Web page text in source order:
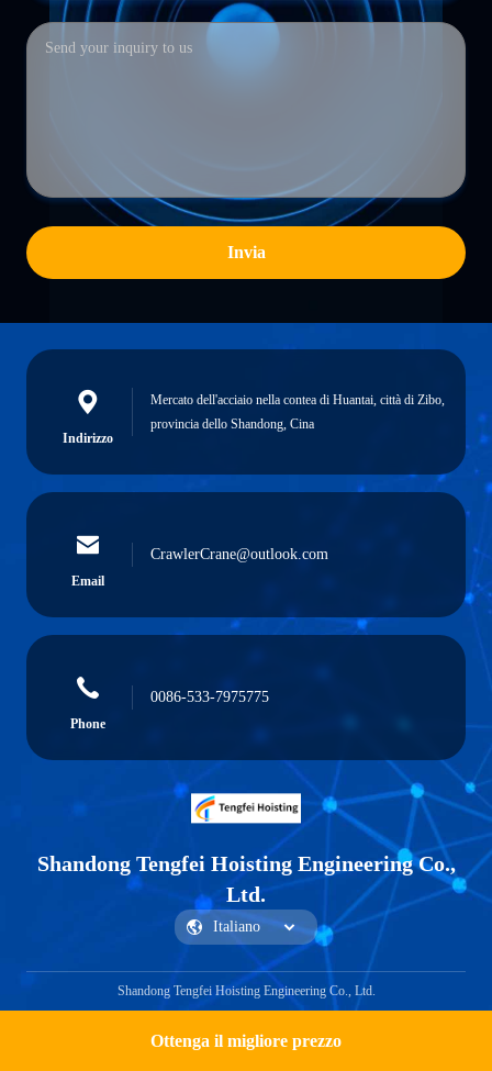
Ottenga il migliore prezzo
Invia
Indirizzo
Mercato dell'acciaio nella contea di Huantai, città di Zibo,
provincia dello Shandong, Cina
Email
CrawlerCrane@outlook.com
Phone
0086-533-7975775
Shandong Tengfei Hoisting Engineering Co.,
Ltd.
Shandong Tengfei Hoisting Engineering Co., Ltd.
Get a Quote